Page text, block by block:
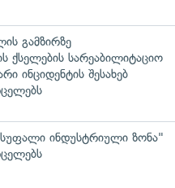
გამზირზე
ქსელების სარეაბილიტაციო
ინციდენტის შესახებ
ინდუსტრიული ზონა"